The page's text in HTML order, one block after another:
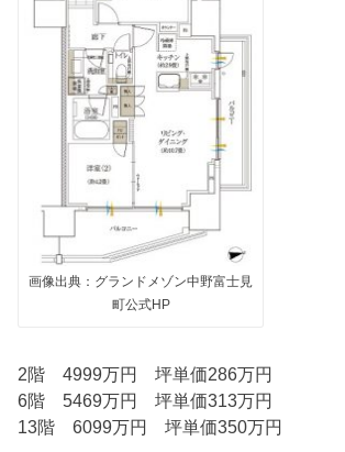
画像出典：グランドメゾン中野富士見
町公式HP
2階 4999万円 坪単価286万円
6階 5469万円 坪単価313万円
13階 6099万円 坪単価350万円